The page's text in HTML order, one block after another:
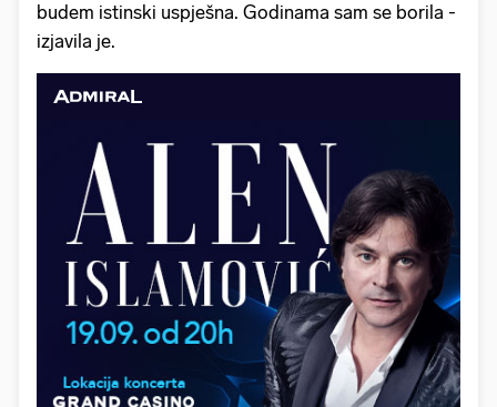
budem istinski uspješna. Godinama sam se borila -
izjavila je.